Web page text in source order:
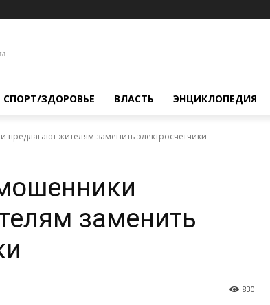
СПОРТ/ЗДОРОВЬЕ ВЛАСТЬ ЭНЦИКЛОПЕДИЯ
жителям заменить электросчетчики
заменить
830